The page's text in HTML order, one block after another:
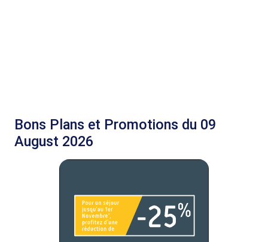
Bons Plans et Promotions du 09
August 2026